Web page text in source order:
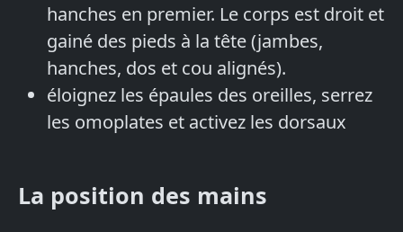
hanches en premier. Le corps est droit et
gainé des pieds à la tête (jambes,
hanches, dos et cou alignés).
éloignez les épaules des oreilles, serrez
les omoplates et activez les dorsaux
La position des mains